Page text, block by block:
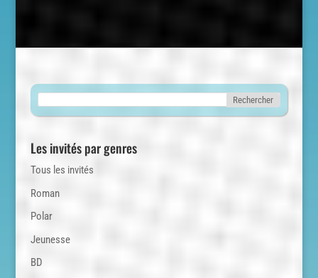
Les invités par genres
Tous les invités
Roman
Polar
Jeunesse
BD